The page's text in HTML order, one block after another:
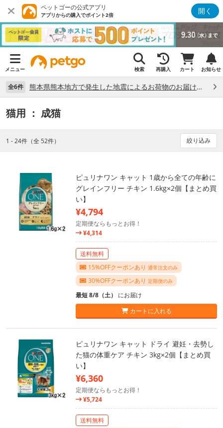
ペットゴーの公式アプリ
アプリからの購入でポイント2倍 開く
メニュー 検索 再購入 カート お知らせ
全6件 熊本県熊本地方で発生した地震によるお荷物のお届け状況について （7/28）
猫用 ： 成猫
1 - 24件（全 52件） 絞り込み
ピュリナワン キャット 1歳から全ての年齢に
グレインフリー チキン 1.6kg×2個【まとめ買
い】
¥4,794
定期便ならもっとお得！
¥4,314
送料無料
15%OFFクーポンあり 通常注文のみ
30%OFFクーポンあり 定期便のみ
最短 8/8（土） にお届け
カートに入れる
ピュリナワン キャット ドライ 避妊・去勢し
た猫の体重ケア チキン 3kg×2個【まとめ買
い】
¥6,360
定期便ならもっとお得！
¥5,724
送料無料